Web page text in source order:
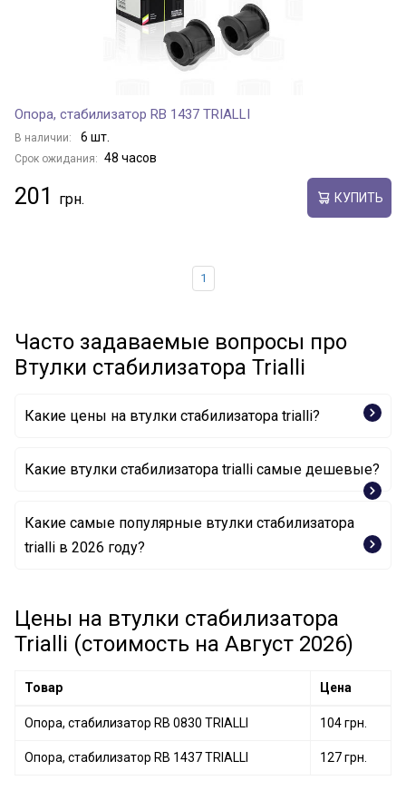
Опора, стабилизатор RB 1437 TRIALLI
В наличии: 6 шт.
Срок ожидания: 48 часов
201 КУПИТЬ
1
Часто задаваемые вопросы про
Втулки стабилизатора Trialli
Какие цены на втулки стабилизатора trialli?
Какие втулки стабилизатора trialli самые дешевые?
Опора, стабилизатор RB 0830 TRIALLI
Какие самые популярные втулки стабилизатора
trialli в 2026 году?
Цены на втулки стабилизатора
Trialli (стоимость на Август 2026)
Товар Цена
Опора, стабилизатор RB 0830 TRIALLI 104 грн.
Опора, стабилизатор RB 1437 TRIALLI 127 грн.